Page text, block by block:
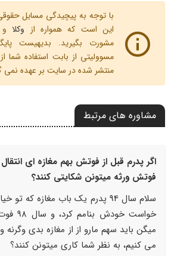
با توجه به پیچیدگی مسایل
این است که همواره از وکلاو
مشورت بگیرید. بدیهیست
مسوولیتی از بابت استفاده شما
منتشر شده در سایت بر عهده نمی
مشاوره های مرتبط
اگر پدرم قبل از فوتش بهم مغازه ای انتقال
فوتش ورثه میتونن شکایتی کنند؟
سلام سال 94 پدرم یک باب مغازه که
خواست
میگن باید سهم مارو از از مغازه بدی
می کنیم، به نظر شما کاری میتونن کنند؟